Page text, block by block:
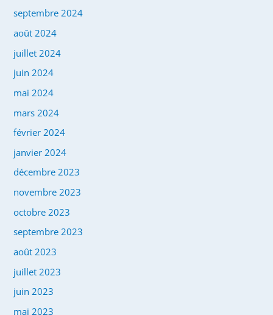
septembre 2024
août 2024
juillet 2024
juin 2024
mai 2024
mars 2024
février 2024
janvier 2024
décembre 2023
novembre 2023
octobre 2023
septembre 2023
août 2023
juillet 2023
juin 2023
mai 2023